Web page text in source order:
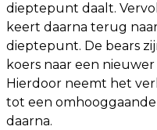
dieptepunt daalt.
keert daarna terug
dieptepunt. De bears
koers naar een
Hierdoor neemt het
tot een
daarna.